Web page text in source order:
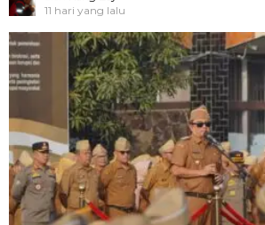
11 hari yang lalu